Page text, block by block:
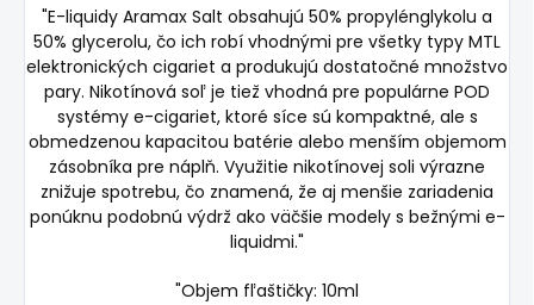
"E-liquidy Aramax Salt obsahujú 50% propylénglykolu a
50% glycerolu, čo ich robí vhodnými pre všetky typy MTL
elektronických cigariet a produkujú dostatočné množstvo
pary. Nikotínová soľ je tiež vhodná pre populárne POD
systémy e-cigariet, ktoré síce sú kompaktné, ale s
obmedzenou kapacitou batérie alebo menším objemom
zásobníka pre náplň. Využitie nikotínovej soli výrazne
znižuje spotrebu, čo znamená, že aj menšie zariadenia
ponúknu podobnú výdrž ako väčšie modely s bežnými e-
liquidmi."
"Objem fľaštičky: 10ml